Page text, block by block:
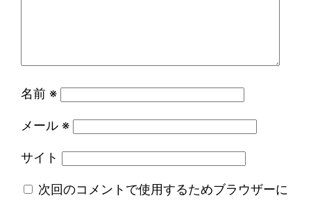
名前 ※
メール ※
サイト
次回のコメントで使用するためブラウザーに